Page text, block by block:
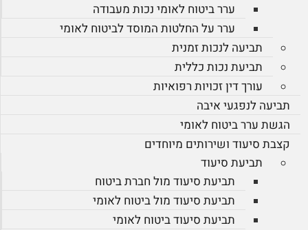
ערר ביטוח לאומי נכות מעבודה
ערר על החלטות המוסד לביטוח לאומי
תביעה לנכות זמנית
תביעת נכות כללית
עורך דין זכויות רפואיות
תביעה לנפגעי איבה
הגשת ערר ביטוח לאומי
קצבת סיעוד ושירותים מיוחדים
תביעת סיעוד
תביעת סיעוד מול חברת ביטוח
תביעת סיעוד מול ביטוח לאומי
תביעת סיעוד ביטוח לאומי